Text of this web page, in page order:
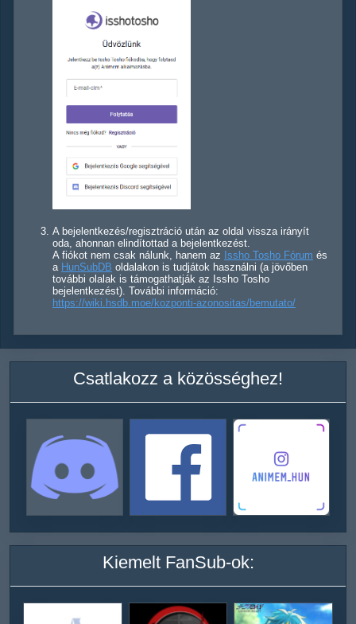
A bejelentkezés/regisztráció után az oldal vissza irányít
oda, ahonnan elindítottad a bejelentkezést.
A fiókot nem csak nálunk, hanem az Issho Tosho Fórum és
a HunSubDB oldalakon is tudjátok használni (a jövőben
további olalak is támogathatják az Issho Tosho
bejelentkezést). További információ:
https://wiki.hsdb.moe/kozponti-azonositas/bemutato/
Csatlakozz a közösséghez!
Kiemelt FanSub-ok: